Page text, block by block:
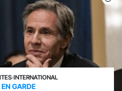
›INTERNATIONAL
GARDE